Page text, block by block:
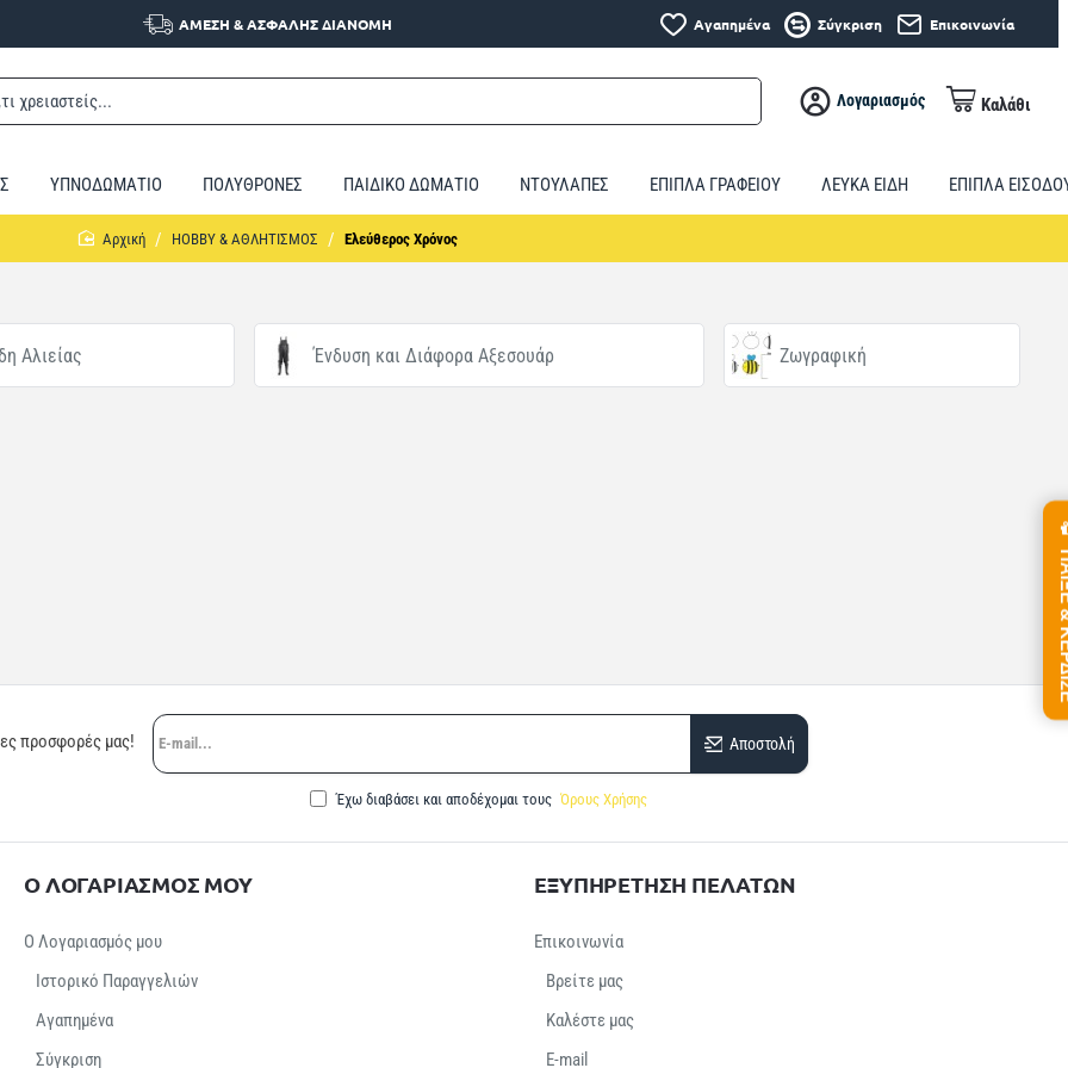
ΑΜΕΣΗ & ΑΣΦΑΛΗΣ ΔΙΑΝΟΜΗ Αγαπημένα Σύγκριση Επικοινωνία
Λογαριασμός Καλάθι
ΥΠΝΟΔΩΜΑΤΙΟ ΠΟΛΥΘΡΟΝΕΣ ΠΑΙΔΙΚΟ ΔΩΜΑΤΙΟ ΝΤΟΥΛΑΠΕΣ ΕΠΙΠΛΑ ΓΡΑΦΕΙΟΥ ΛΕΥΚΑ ΕΙΔΗ ΕΠΙΠΛΑ
homeHOBBY & ΑΘΛΗΤΙΣΜΟΣ Ελεύθερος Χρόνος
Αλιείας Ένδυση και Διάφορα Αξεσουάρ Ζωγραφική
προσφορές μας!
E-
mail...
Αποστολή
Έχω διαβάσει και αποδέχομαι τους Όρους Χρήσης
Ο ΛΟΓΑΡΙΑΣΜΟΣ ΜΟΥ
Ο Λογαριασμός μου
Ιστορικό Παραγγελιών
Αγαπημένα
Σύγκριση
ΕΞΥΠΗΡΕΤΗΣΗ ΠΕΛΑΤΩΝ
Επικοινωνία
Βρείτε μας
Καλέστε μας
E-mail